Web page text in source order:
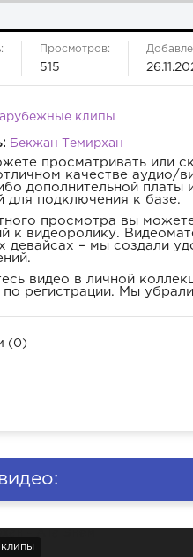
Просмотров:
515
клипы
Бекжан Темирхан
просматривать или
качестве аудио/
дополнительной платы
для подключения к базе.
просмотра вы
к видеоролику.
девайсах – мы создали
видео в личной
по регистрации. Мы
(0)